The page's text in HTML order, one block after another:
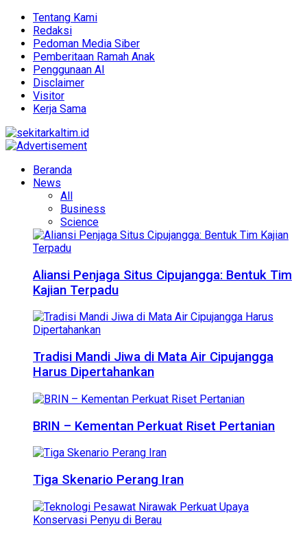
Tentang Kami
Redaksi
Pedoman Media Siber
Pemberitaan Ramah Anak
Penggunaan AI
Disclaimer
Visitor
Kerja Sama
Beranda
News
All
Business
Science
Aliansi Penjaga Situs Cipujangga: Bentuk Tim
Kajian Terpadu
Tradisi Mandi Jiwa di Mata Air Cipujangga
Harus Dipertahankan
BRIN – Kementan Perkuat Riset Pertanian
Tiga Skenario Perang Iran